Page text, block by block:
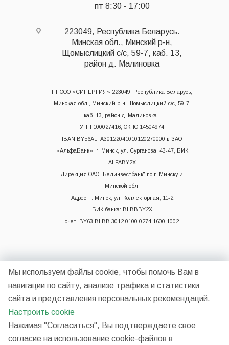
пт 8:30 - 17:00
223049, Республика Беларусь.
Минская обл., Минский р-н,
Щомыслицкий с/с, 59-7, каб. 13,
район д. Малиновка
НПООО «СИНЕРГИЯ» 223049, Республика Беларусь,
Минская обл., Минский р-н, Щомыслицкий с/с, 59-7,
каб. 13, район д. Малиновка.
УНН 100027416, ОКПО 14504974
IBAN BY56ALFA30122041010120270000 в ЗАО
«АльфаБанк», г. Минск, ул. Сурганова, 43-47, БИК
ALFABY2X
Дирекция ОАО "Белинвестбанк" по г. Минску и
Минской обл.
Адрес: г. Минск, ул. Коллекторная, 11-2
БИК банка: BLBBBY2X
счет: BY63 BLBB 3012 0100 0274 1600 1002
2026 © НП ООО "Синергия"
Мы используем файлы cookie, чтобы помочь Вам в
навигации по сайту, анализе трафика и статистики
сайта и представления персональных рекомендаций.
Настроить cookie
Нажимая "Согласиться", Вы подтверждаете свое
согласие на использование cookie-файлов в